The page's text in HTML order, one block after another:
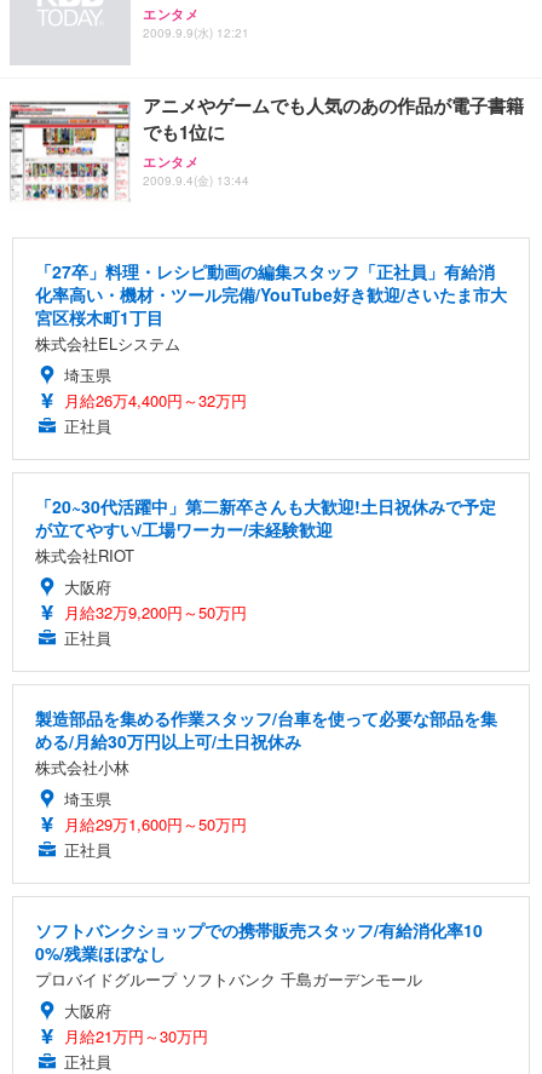
エンタメ
2009.9.9(水) 12:21
アニメやゲームでも人気のあの作品が電子書籍
でも1位に
エンタメ
2009.9.4(金) 13:44
「27卒」料理・レシピ動画の編集スタッフ「正社員」有給消
化率高い・機材・ツール完備/YouTube好き歓迎/さいたま市大
宮区桜木町1丁目
株式会社ELシステム
埼玉県
月給26万4,400円～32万円
正社員
「20~30代活躍中」第二新卒さんも大歓迎!土日祝休みで予定
が立てやすい/工場ワーカー/未経験歓迎
株式会社RIOT
大阪府
月給32万9,200円～50万円
正社員
製造部品を集める作業スタッフ/台車を使って必要な部品を集
める/月給30万円以上可/土日祝休み
株式会社小林
埼玉県
月給29万1,600円～50万円
正社員
ソフトバンクショップでの携帯販売スタッフ/有給消化率10
0%/残業ほぼなし
プロバイドグループ ソフトバンク 千島ガーデンモール
大阪府
月給21万円～30万円
正社員